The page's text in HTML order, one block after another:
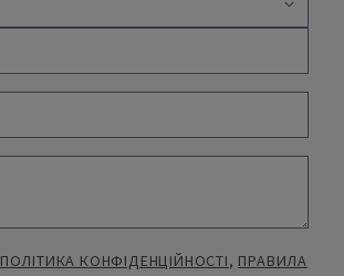
ПОЛІТИКА КОНФІДЕНЦІЙНОСТІ, ПРАВИЛА